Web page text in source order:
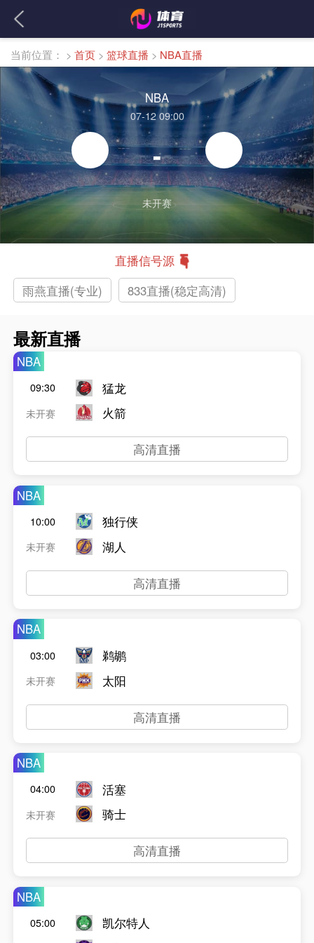
当前位置： > 首页 > 篮球直播 > NBA直播
NBA
07-12 09:00
-
未开赛
直播信号源
雨燕直播(专业)
833直播(稳定高清)
最新直播
NBA
09:30
未开赛
猛龙
火箭
高清直播
NBA
10:00
未开赛
独行侠
湖人
高清直播
NBA
03:00
未开赛
鹈鹕
太阳
高清直播
NBA
04:00
未开赛
活塞
骑士
高清直播
NBA
05:00
凯尔特人